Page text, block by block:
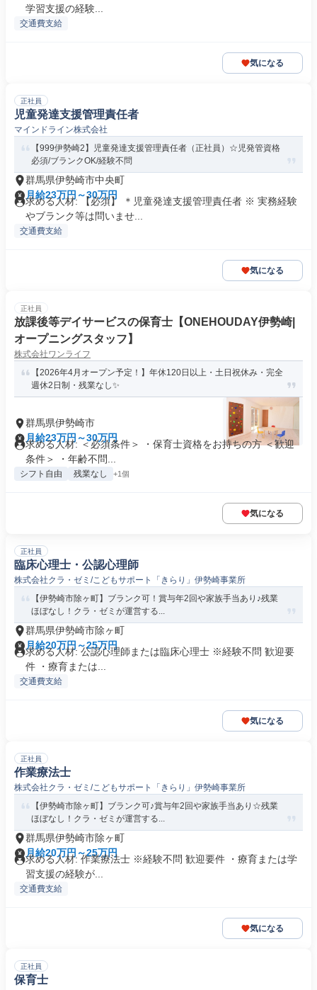
学習支援の経験...
交通費支給
気になる
正社員
児童発達支援管理責任者
マインドライン株式会社
【999伊勢崎2】児童発達支援管理責任者（正社員）☆児発管資格
必須/ブランクOK/経験不問
群馬県伊勢崎市中央町
月給23万円～30万円
求める人材: 【必須】 ＊児童発達支援管理責任者 ※ 実務経験
やブランク等は問いませ...
交通費支給
気になる
正社員
放課後等デイサービスの保育士【ONEHOUDAY伊勢崎|
オープニングスタッフ】
株式会社ワンライフ
【2026年4月オープン予定！】年休120日以上・土日祝休み・完全
週休2日制・残業なし✨
群馬県伊勢崎市
月給23万円～30万円
求める人材: ＜必須条件＞ ・保育士資格をお持ちの方 ＜歓迎
条件＞ ・年齢不問...
シフト自由 残業なし +1個
気になる
正社員
臨床心理士・公認心理師
株式会社クラ・ゼミ/こどもサポート「きらり」伊勢崎事業所
【伊勢崎市除ヶ町】ブランク可！賞与年2回や家族手当あり♪残業
ほぼなし！クラ・ゼミが運営する...
群馬県伊勢崎市除ヶ町
月給20万円～25万円
求める人材: 公認心理師または臨床心理士 ※経験不問 歓迎要
件 ・療育または...
交通費支給
気になる
正社員
作業療法士
株式会社クラ・ゼミ/こどもサポート「きらり」伊勢崎事業所
【伊勢崎市除ヶ町】ブランク可♪賞与年2回や家族手当あり☆残業
ほぼなし！クラ・ゼミが運営する...
群馬県伊勢崎市除ヶ町
月給20万円～25万円
求める人材: 作業療法士 ※経験不問 歓迎要件 ・療育または学
習支援の経験が...
交通費支給
気になる
正社員
保育士